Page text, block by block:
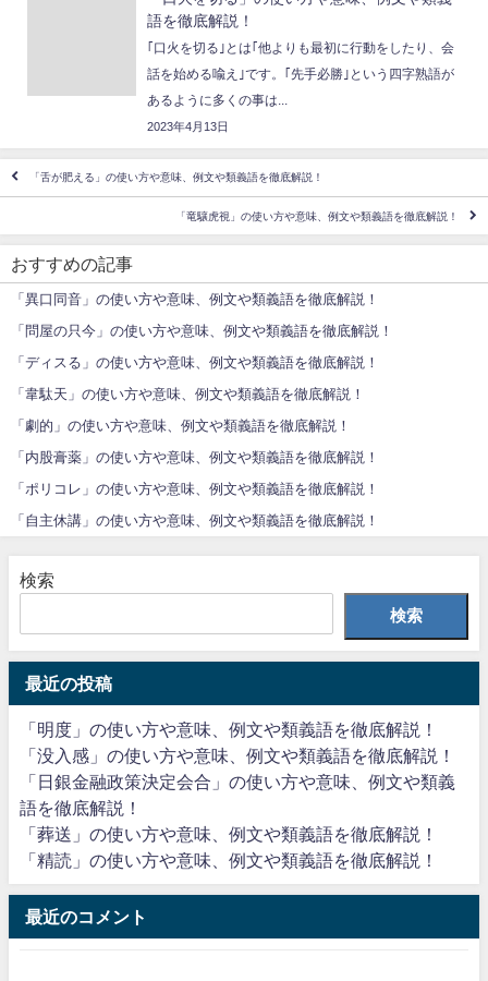
語を徹底解説！
｢口火を切る｣とは｢他よりも最初に行動をしたり、会
話を始める喩え｣です。｢先手必勝｣という四字熟語が
あるように多くの事は...
2023年4月13日
「舌が肥える」の使い方や意味、例文や類義語を徹底解説！
「竜驤虎視」の使い方や意味、例文や類義語を徹底解説！
おすすめの記事
「異口同音」の使い方や意味、例文や類義語を徹底解説！
「問屋の只今」の使い方や意味、例文や類義語を徹底解説！
「ディスる」の使い方や意味、例文や類義語を徹底解説！
「韋駄天」の使い方や意味、例文や類義語を徹底解説！
「劇的」の使い方や意味、例文や類義語を徹底解説！
「内股膏薬」の使い方や意味、例文や類義語を徹底解説！
「ポリコレ」の使い方や意味、例文や類義語を徹底解説！
「自主休講」の使い方や意味、例文や類義語を徹底解説！
検索
検索
最近の投稿
「明度」の使い方や意味、例文や類義語を徹底解説！
「没入感」の使い方や意味、例文や類義語を徹底解説！
「日銀金融政策決定会合」の使い方や意味、例文や類義
語を徹底解説！
「葬送」の使い方や意味、例文や類義語を徹底解説！
「精読」の使い方や意味、例文や類義語を徹底解説！
最近のコメント